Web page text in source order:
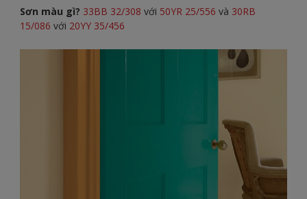
Sơn màu gì? 33BB 32/308 với 50YR 25/556 và 30RB
15/086 với 20YY 35/456